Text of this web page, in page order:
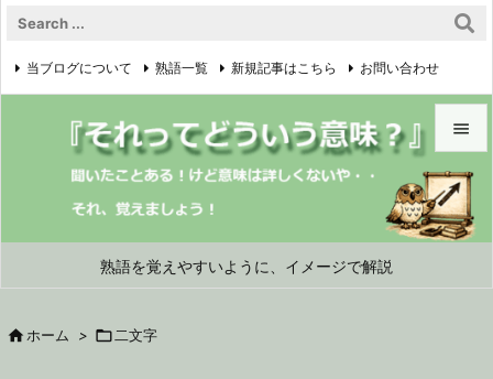
熟語を覚えやすいように、イメージで解説


メニュ


当ブログについて 熟語一覧 新規記事はこちら お問い合わせ
プライバシーポリシー 
 ホーム >  二文字